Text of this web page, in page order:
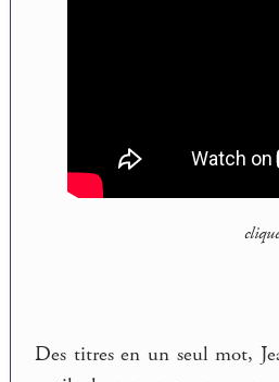
Des titres en un seul mot,